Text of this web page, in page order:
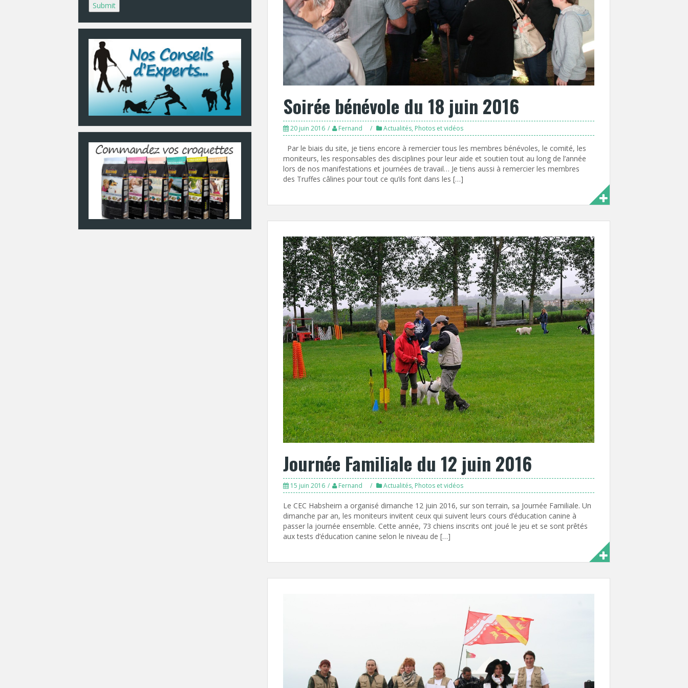
Soirée bénévole du 18 juin 2016
20 juin 2016 Fernand Actualités, Photos et vidéos
Par le biais du site, je tiens encore à remercier tous les membres bénévoles, le comité, les
moniteurs, les responsables des disciplines pour leur aide et soutien tout au long de l’année
lors de nos manifestations et journées de travail… Je tiens aussi à remercier les membres
des Truffes câlines pour tout ce qu’ils font dans les […]
Journée Familiale du 12 juin 2016
15 juin 2016 Fernand Actualités, Photos et vidéos
Le CEC Habsheim a organisé dimanche 12 juin 2016, sur son terrain, sa Journée Familiale. Un
dimanche par an, les moniteurs invitent ceux qui suivent leurs cours d’éducation canine à
passer la journée ensemble. Cette année, 73 chiens inscrits ont joué le jeu et se sont prêtés
aux tests d’éducation canine selon le niveau de […]